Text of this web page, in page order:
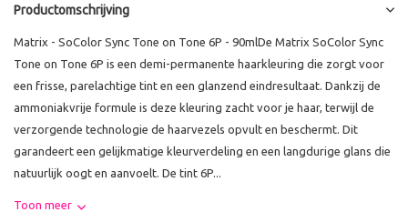
Productomschrijving
Matrix - SoColor Sync Tone on Tone 6P - 90mlDe Matrix SoColor Sync
Tone on Tone 6P is een demi-permanente haarkleuring die zorgt voor
een frisse, parelachtige tint en een glanzend eindresultaat. Dankzij de
ammoniakvrije formule is deze kleuring zacht voor je haar, terwijl de
verzorgende technologie de haarvezels opvult en beschermt. Dit
garandeert een gelijkmatige kleurverdeling en een langdurige glans die
natuurlijk oogt en aanvoelt. De tint 6P...
Toon meer